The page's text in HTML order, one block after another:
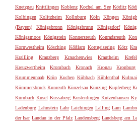
Knetzgau Knittlingen Koblenz Kochel am See Köditz
Kolbingen
Kolitzheim Kollnburg Köln Köngen
(Bayern)
Königsbronn Königsbrunn Königsdorf
Königsmoos Königstein Konnersreuth Konradsreuth
Kornwestheim Kösching Kößlarn Kottgeisering Kötz
Krailling
Kranzberg Krauchenwies Krautheim
Kreuzwertheim
Krombach Kronach Kronau Kronburg
Krummennaab Krün Kuchen Kühbach Kühlenthal
Kümmersbruck Kunreuth Künzelsau Künzing Kupferberg
Kürnbach Kusel Küssaberg Kusterdingen Kutzenhausen
Ladenburg Lahnstein Lahr Laichingen Lalling Lam
der Isar Landau in der Pfalz Landensberg Landsberg am